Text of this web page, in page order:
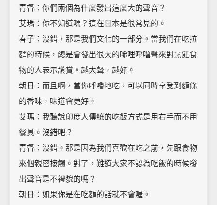
青督：你們兩個為什麼發出這麼大的聲音？
艾瑪：你不知道嗎？這在日本是很常見的。
春子：沒錯，那是我們文化的一部分。當我們在吃拉
麵的時候，總是會發出很大的唏哩呼嚕聲來對烹飪食
物的人表示讚賞。越大聲，越好。
朝日：而且啊，當你呼嚕地吃，可以同時享受到麵條
的香味，味道會更好。
艾瑪：我聽說印度人傳統的吃飯方式是用右手而不用
餐具。沒錯吧？
青督：沒錯。那是因為我們喜歡在吃之前，先跟食物
來個親密接觸。對了，難道大家不認為吃飯的時候發
出聲音是不禮貌的嗎？
朝日：如果你是在吃麵的話就不會喔。